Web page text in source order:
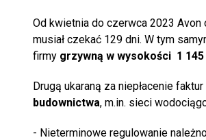
Od kwietnia do czerwca 2023 Avon
musiał czekać 129 dni. W tym
firmy grzywną w wysokości 1 145
Drugą ukaraną za niepłacenie
budownictwa, m.in. sieci
- Nieterminowe regulowanie